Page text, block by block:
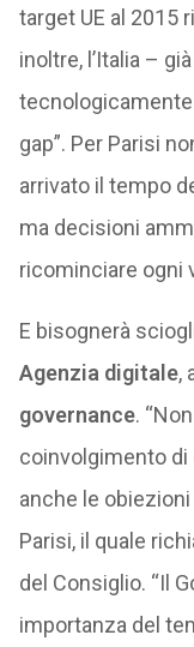
target UE al 2015
inoltre, l’Italia –
tecnologicamente
gap”. Per Parisi
arrivato il tempo
ma decisioni
ricominciare ogni
E bisognerà
Agenzia digitale,
governance.
coinvolgimento di
anche le
Parisi, il quale
del Consiglio. “Il
importanza del